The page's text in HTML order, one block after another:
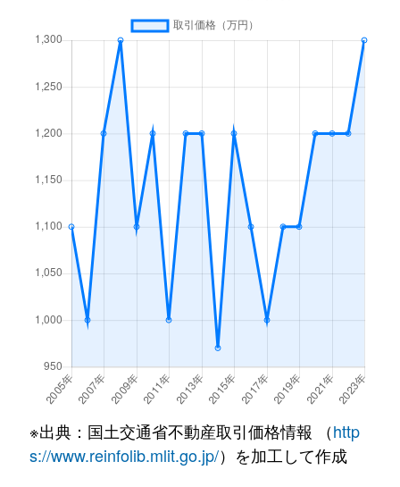
各務おがせ町
1,200万円
22,000万円
二十軒
川島笠田町
270万円
木曽川
川島小網町
2,000万円
江南(愛知)
川島小網町
1,600万円
江南(愛知)
川島小網町
650万円
江南(愛知)
川島河田町
700万円
木曽川
川島河田町
890万円
木曽川
川島河田町
1,200万円
江南(愛知)
※出典：国土交通省不動産取引価格情報 （http
s://www.reinfolib.mlit.go.jp/）を加工して作成